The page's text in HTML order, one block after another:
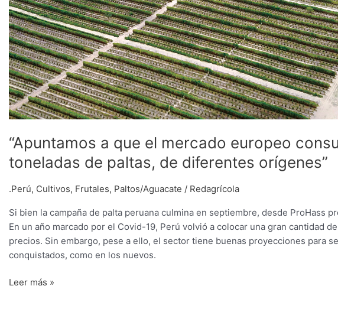
“Apuntamos a que el mercado europeo
toneladas de paltas, de diferentes orígenes”
.Perú, Cultivos, Frutales, Paltos/Aguacate / Redagrícola
Si bien la campaña de palta peruana culmina en septiembre, desde ProHass
En un año marcado por el Covid-19, Perú volvió a colocar una gran cantidad
precios. Sin embargo, pese a ello, el sector tiene buenas proyecciones para
conquistados, como en los nuevos.
diferentes
orígenes”
Leer más »